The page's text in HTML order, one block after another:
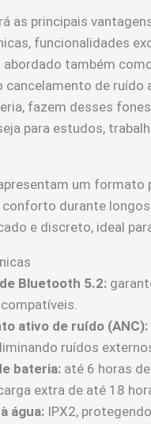
as principais
funcionalidades
abordado também
cancelamento de
fazem desses
para estudos,
um
durante
e discreto, ideal
Bluetooth 5.2:
ativo de ruído (ANC):
ruídos
bateria: até 6 horas
extra de até 18
água: IPX2,